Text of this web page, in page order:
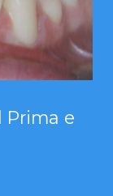
Prima e